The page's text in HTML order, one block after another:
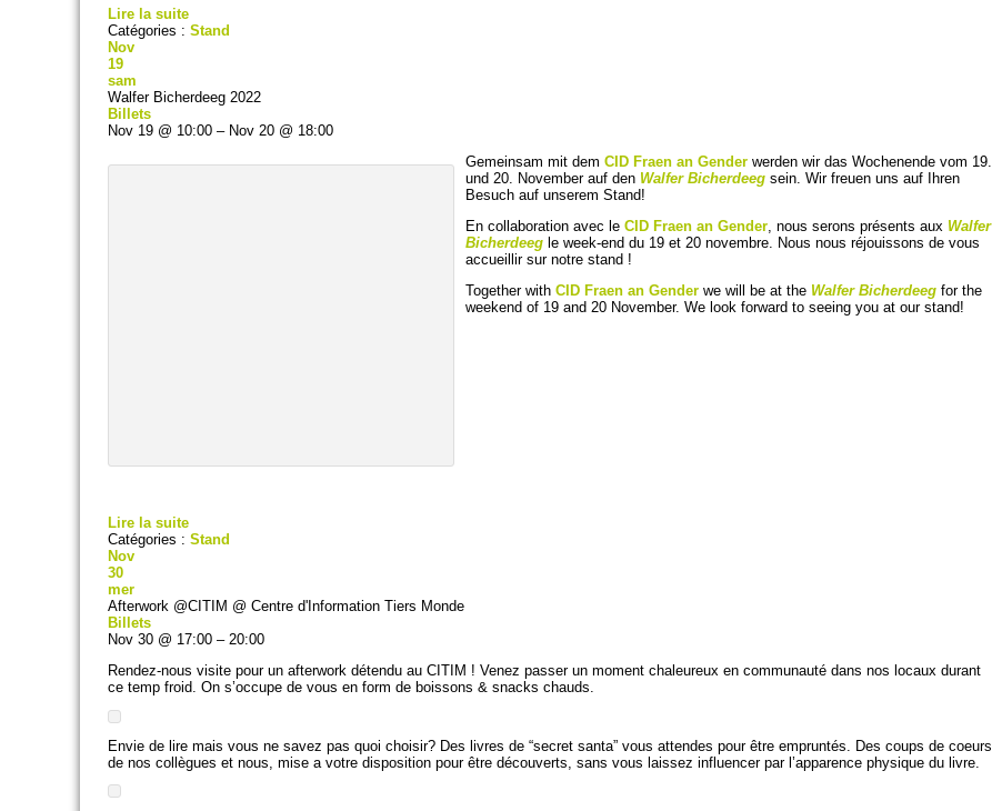
Lire la suite
Catégories : Stand
Nov
19
sam
Walfer Bicherdeeg 2022
Billets
Nov 19 @ 10:00 – Nov 20 @ 18:00
Gemeinsam mit dem CID Fraen an Gender werden wir das Wochenende vom 19.
und 20. November auf den Walfer Bicherdeeg sein. Wir freuen uns auf Ihren
Besuch auf unserem Stand!
En collaboration avec le CID Fraen an Gender , nous serons présents aux Walfer
Bicherdeeg le week-end du 19 et 20 novembre. Nous nous réjouissons de vous
accueillir sur notre stand !
Together with CID Fraen an Gender we will be at the Walfer Bicherdeeg for the
weekend of 19 and 20 November. We look forward to seeing you at our stand!
Lire la suite
Catégories : Stand
Nov
30
mer
Afterwork @CITIM @ Centre d'Information Tiers Monde
Billets
Nov 30 @ 17:00 – 20:00
Rendez-nous visite pour un afterwork détendu au CITIM ! Venez passer un moment chaleureux en communauté dans nos locaux durant
ce temp froid. On s’occupe de vous en form de boissons & snacks chauds.
Envie de lire mais vous ne savez pas quoi choisir? Des livres de “secret santa” vous attendes pour être empruntés. Des coups de coeurs
de nos collègues et nous, mise a votre disposition pour être découverts, sans vous laissez influencer par l’apparence physique du livre.